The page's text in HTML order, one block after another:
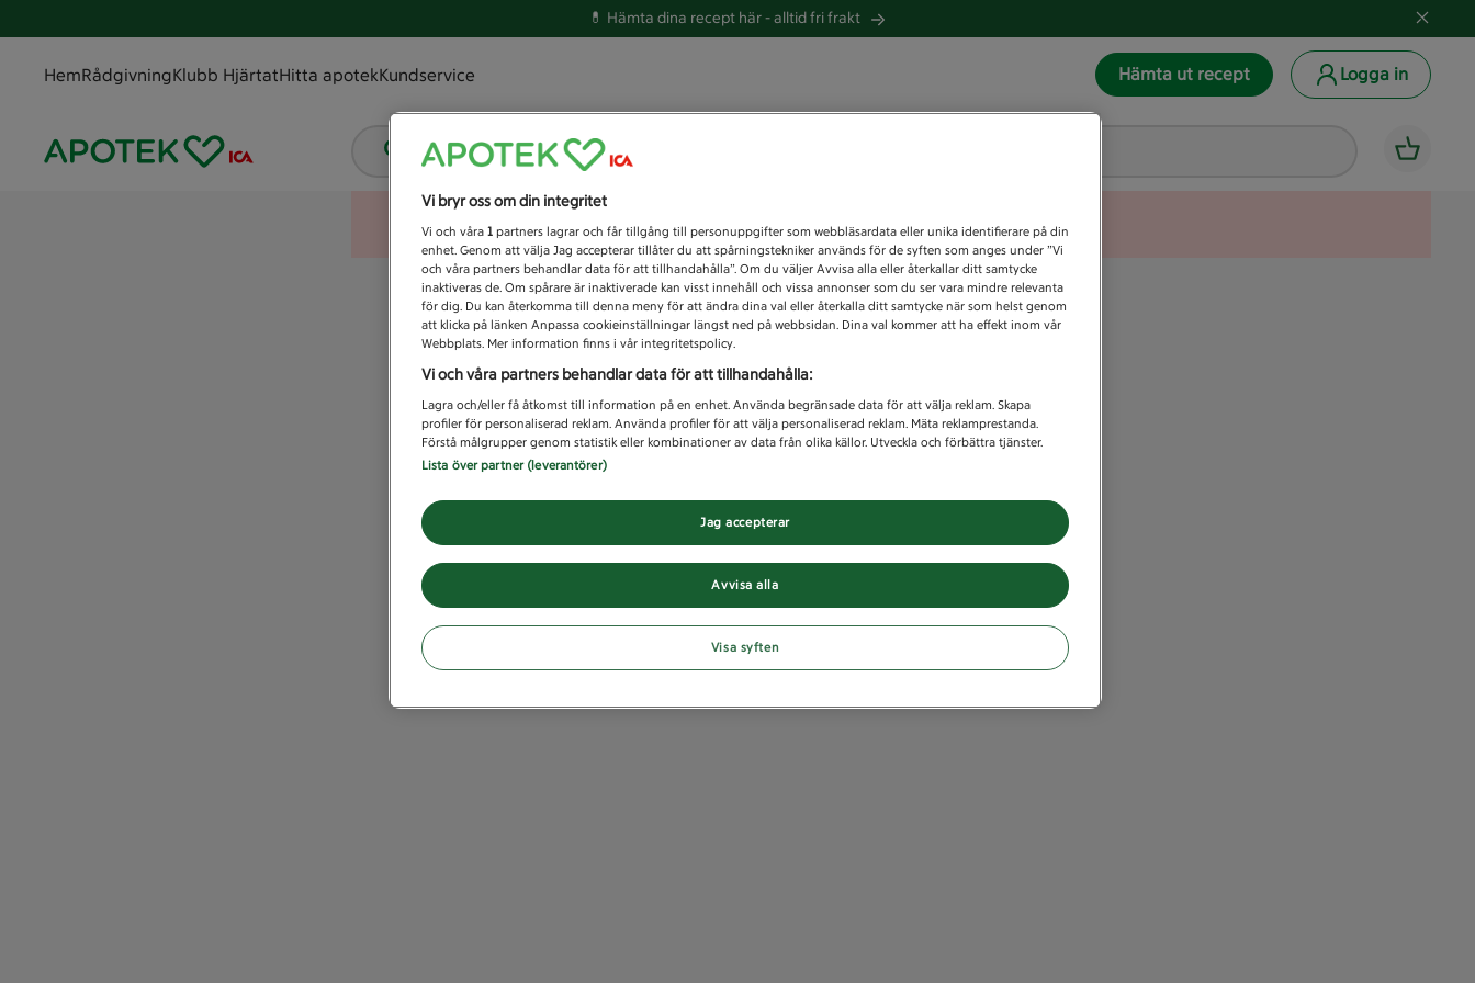
💊 Hämta dina recept här -alltid fri frakt
HemRådgivningKlubb HjärtatHitta apotekKundservice Hämta ut recept Logga in
Vad letar du efter idag?
Unknown error
Vi bryr oss om din integritet
Vi och våra 1 partners lagrar och får tillgång till personuppgifter som webbläsardata eller unika identifierare på din
enhet. Genom att välja Jag accepterar tillåter du att spårningstekniker används för de syften som anges under ”Vi
och våra partners behandlar data för att tillhandahålla”. Om du väljer Avvisa alla eller återkallar ditt samtycke
inaktiveras de. Om spårare är inaktiverade kan visst innehåll och vissa annonser som du ser vara mindre relevanta
för dig. Du kan återkomma till denna meny för att ändra dina val eller återkalla ditt samtycke när som helst genom
att klicka på länken Anpassa cookieinställningar längst ned på webbsidan. Dina val kommer att ha effekt inom vår
Webbplats. Mer information finns i vår integritetspolicy.
Vi och våra partners behandlar data för att tillhandahålla:
Lagra och/eller få åtkomst till information på en enhet. Använda begränsade data för att välja reklam. Skapa
profiler för personaliserad reklam. Använda profiler för att välja personaliserad reklam. Mäta reklamprestanda.
Förstå målgrupper genom statistik eller kombinationer av data från olika källor. Utveckla och förbättra tjänster.
Lista över partner (leverantörer)
Avvisa alla
Jag accepterar
Visa syften